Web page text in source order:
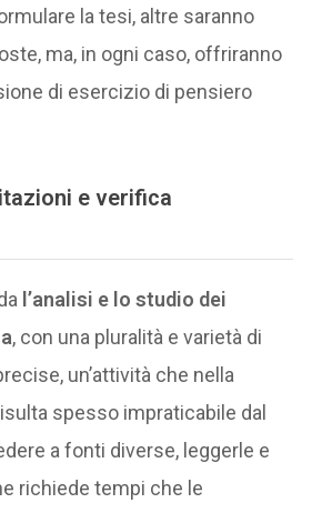
la tesi, altre saranno
ma, in ogni caso, offriranno
di esercizio di pensiero
e verifica
l’analisi e lo studio dei
, con una pluralità e varietà di
un’attività che nella
spesso impraticabile dal
a fonti diverse, leggerle e
richiede tempi che le